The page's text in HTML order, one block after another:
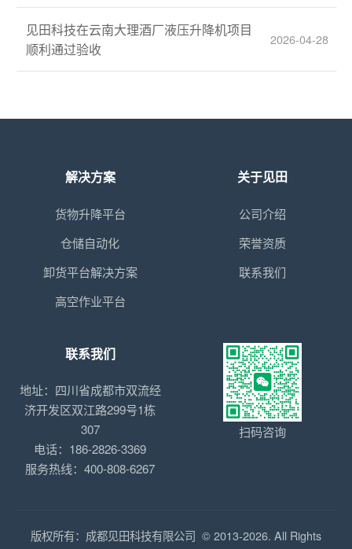
见田科技在云南大理酒厂液压升降机项目
顺利通过验收
2026-04-28
解决方案
货物升降平台
仓储自动化
卸货平台解决方案
高空作业平台
关于见田
公司介绍
荣誉资质
联系我们
联系我们
地址：四川省成都市双流经
济开发区双江路299号1栋
307
电话：186-2826-3369
服务热线：400-808-6267
扫码咨询
版权所有：成都见田科技有限公司 © 2013-2026. All Rights